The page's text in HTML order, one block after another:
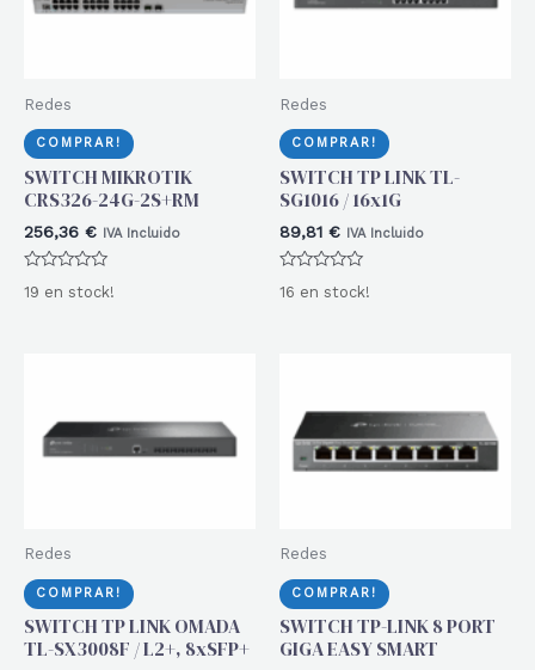
Redes
COMPRAR!
SWITCH MIKROTIK
CRS326-24G-2S+RM
256,36 € IVA Incluido
con
19 en stock!
Redes
COMPRAR!
SWITCH TP LINK TL-
SG1016 / 16x1G
89,81 € IVA Incluido
con
16 en stock!
Redes
COMPRAR!
SWITCH TP LINK OMADA
TL-SX3008F / L2+, 8xSFP+
Redes
COMPRAR!
SWITCH TP-LINK 8 PORT
GIGA EASY SMART